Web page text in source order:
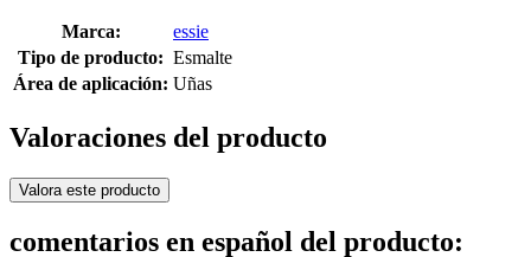
Marca:
essie
Tipo de producto: Esmalte
Área de aplicación: Uñas
Valoraciones del producto
Valora este producto
comentarios en español del producto: